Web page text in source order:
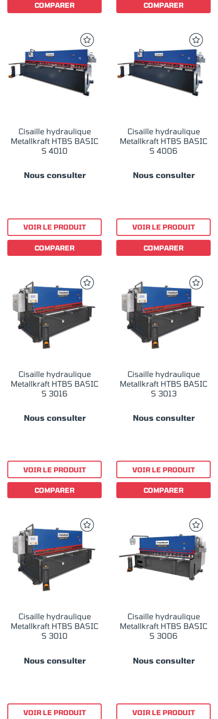
COMPARER COMPARER
Cisaille hydraulique
Metallkraft HTBS BASIC
S 4010
Nous consulter
VOIR LE PRODUIT
COMPARER
Cisaille hydraulique
Metallkraft HTBS BASIC
S 4006
Nous consulter
VOIR LE PRODUIT
COMPARER
Cisaille hydraulique
Metallkraft HTBS BASIC
S 3016
Nous consulter
VOIR LE PRODUIT
COMPARER
Cisaille hydraulique
Metallkraft HTBS BASIC
S 3013
Nous consulter
VOIR LE PRODUIT
COMPARER
Cisaille hydraulique
Metallkraft HTBS BASIC
S 3010
Nous consulter
VOIR LE PRODUIT
Cisaille hydraulique
Metallkraft HTBS BASIC
S 3006
Nous consulter
VOIR LE PRODUIT